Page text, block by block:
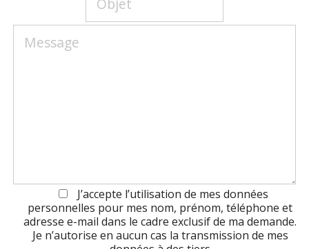
J’accepte l’utilisation de mes données
personnelles pour mes nom, prénom, téléphone et
adresse e-mail dans le cadre exclusif de ma demande.
Je n’autorise en aucun cas la transmission de mes